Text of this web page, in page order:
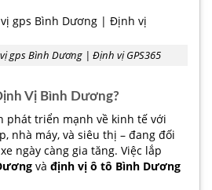
gps Bình Dương | Định vị GPS365
Vị Bình Dương?
phát triển mạnh về kinh tế với
nhà máy, và siêu thị – đang đối
ngày càng gia tăng. Việc lắp
và định vị ô tô Bình Dương